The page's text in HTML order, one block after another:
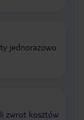
jednorazowo
zwrot kosztów